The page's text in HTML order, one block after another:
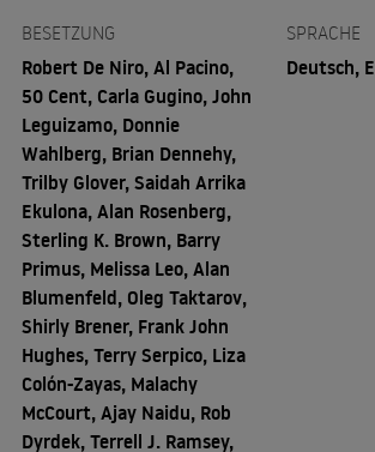
BESETZUNG
Robert De Niro, Al Pacino,
50 Cent, Carla Gugino, John
Leguizamo, Donnie
Wahlberg, Brian Dennehy,
Trilby Glover, Saidah Arrika
Ekulona, Alan Rosenberg,
Sterling K. Brown, Barry
Primus, Melissa Leo, Alan
Blumenfeld, Oleg Taktarov,
Shirly Brener, Frank John
Hughes, Terry Serpico, Liza
Colón-Zayas, Malachy
McCourt, Ajay Naidu, Rob
Dyrdek, Terrell J. Ramsey,
SPRACHE
Deutsch,